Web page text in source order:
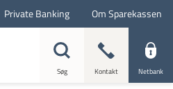
Private Banking Om Sparekassen
Søg Kontakt Netbank